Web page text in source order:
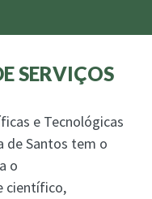
SERVIÇOS
e Tecnológicas
de Santos tem o
o
científico,